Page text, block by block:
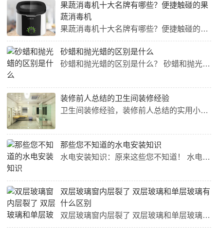
果蔬消毒机十大名牌有哪些？便捷触碰的果
蔬消毒机
果蔬消毒机十大名牌有哪些？便捷触碰的果蔬消毒机 现在的人们越来越注重健康，除了多运动和注重饮食外，消毒也成为了重要的一环。特别是在疫情期间，消毒更是必不可少的。而在家中消毒蔬菜水果，最好的方法就是使用果蔬消毒机。那么，哪些品牌的果蔬消毒机比较好呢？下面就来介绍一下果蔬消毒机十大名牌。 1. Philips Philips是一家来自荷兰的品牌，其消毒机在欧美市场深受欢迎。其产品设计简约大方，方便使用，且使用的是紫外线技术进行消毒。除此之外，它还有智能识别水果...
砂蜡和抛光蜡的区别是什么
砂蜡和抛光蜡的区别是什么？ 砂蜡和抛光蜡是两种使用在汽车表面上的护理产品，它们有着不同的特点和用途。 1. 外观效果 砂蜡的主要功能是填充车漆表面的微小划痕和细小的瑕疵，因此能够增加车漆表面的光泽度，使汽车表面看起来更加光滑、细腻。而抛光蜡的主要功能则是除去汽车表面的细微瑕疵和氧化，让车漆表面变得更加亮丽。 2. 产品组成 砂蜡的成分主要是硅砂和蜡，硅砂具有填充作用，蜡能够提高汽车表面的光泽度和防护性。而抛光蜡则是由氧化铝、研磨剂和蜡等多种成分组成，更多地...
装修前人总结的卫生间装修经验
卫生间装修经验，装修前人总结的实用小贴士 卫生间是家居装修中重要的部分，如何进行合理、美观的设计是考验业主和装修公司的关键。下面是一些卫生间装修经验，有助于您进行规划和决策。 1. 合理规划空间 在设计卫生间的时候，首先要规划好空间。卫生间的空间比较有限，所以一定要考虑到各种功能区，如淋浴区、洗脸区、放置物品的区域等。在规划空间的过程中，还要兼顾美观和实用。 2. 进行适宜的拆改 很多老房子的卫生间都设计得比较陈旧，需要进行拆改。拆改的时候，要注意管道的改...
那些您不知道的水电安装知识
水电安装知识：原来这些您不知道！ 水电工程是家装中不可或缺的一部分，把握正确的水电安装知识能够为您的家居生活带来更多便利，下面是一些有关水电安装您可能不知道的知识点： 1. 水管和电线不能共置，应该保持一定的距离，这样可以避免发生漏电等安全问题； 2. 各种管线穿过楼板、墙面等位置时，需要使用防水、防火的材料进行封闭，这样能够有效保护家居安全； 3. 水管的弯曲半径不应该超过其本身直径的2倍，电线的弯曲半径不应该超过其本身直径的4倍，这样有助...
双层玻璃窗内层裂了 双层玻璃和单层玻璃有
什么区别
双层玻璃窗内层裂了 双层玻璃和单层玻璃有什么区别 最近有读者反映，家中的双层玻璃窗内层裂了，不知道如何处理。其实，双层玻璃窗和单层玻璃在使用上有着很大的区别。 双层玻璃窗的优点： 隔音效果好：双层玻璃窗中间夹层有空气，可以有效隔绝噪音。 保温性能强：双层玻璃窗中的空气层可以形成保温层，降低能量的传递。 防紫外线：双层玻璃窗能够防止紫外线的辐射，保护室内家具的颜色。 双层玻璃窗的缺点： 价格较高：相对于单层玻璃窗，双层玻璃窗的价格要高出...